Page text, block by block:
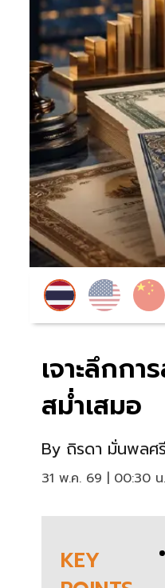
เจาะลึกก
สม่ำเสมอ
By ถิรดา มั่นพลศรี
31 พ.ค. 69 | 00:30 น.
KEY